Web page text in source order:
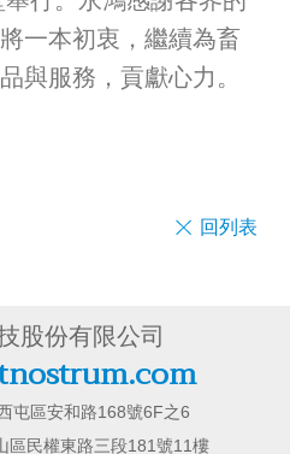
一本初衷，繼續為畜
與服務，貢獻心力。
回列表
股份有限公司
屯區安和路168號6F之6
區民權東路三段181號11樓